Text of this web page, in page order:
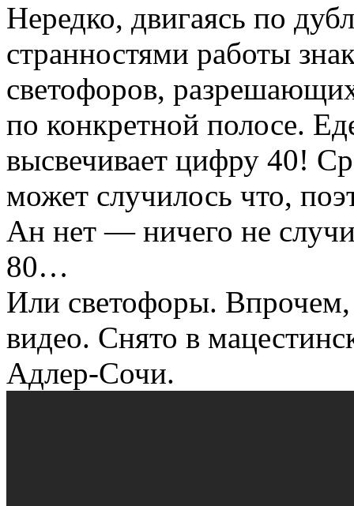
Нередко, двигаясь по
странностями работы
светофоров,
по конкретной полосе.
высвечивает цифру 40!
может случилось что,
Ан нет — ничего не
80…
Или светофоры. Впрочем,
видео. Снято в
Адлер-Сочи.